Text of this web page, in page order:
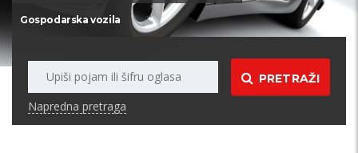
Gospodarska vozila
PRETRAŽI
Napredna pretraga